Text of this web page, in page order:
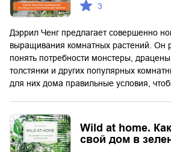
3
Дэррил Ченг предлагает совершенно
выращивания комнатных растений. Он
понять потребности монстеры,
толстянки и других популярных
для них дома правильные условия,
Wild at home.
свой дом в